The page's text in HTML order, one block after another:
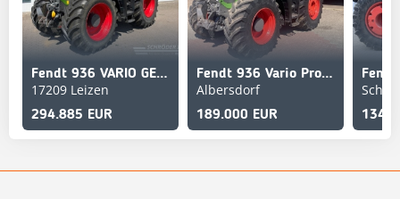
Fendt 936 VARIO GEN7 PROFI PLUS
17209 Leizen
294.885 EUR
Fendt 936 Vario Profi Plus
Albersdorf
189.000 EUR